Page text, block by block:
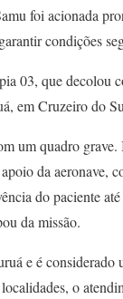
foi acionada
condições
03, que decolou
em Cruzeiro do
um quadro
da aeronave,
do paciente
da missão.
e é
o